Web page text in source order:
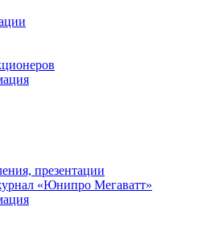
презентации
«Юнипро Мегаватт»